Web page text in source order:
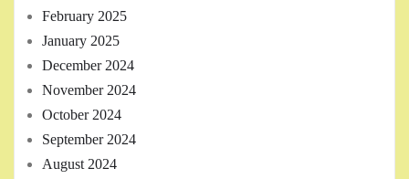
February 2025
January 2025
December 2024
November 2024
October 2024
September 2024
August 2024